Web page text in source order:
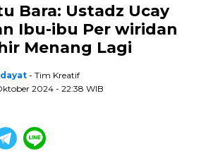
Bara: Ustadz Ucay
Ibu-ibu Per wiridan
Menang Lagi
- Tim Kreatif
2024 - 22:38 WIB